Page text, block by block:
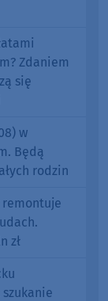
Zdaniem
się
w
Będą
rodzin
remontuje
zł